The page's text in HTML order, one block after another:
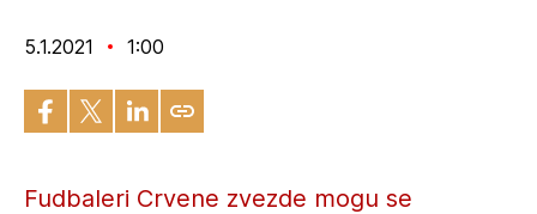
5.1.2021 1:00
Fudbaleri Crvene zvezde mogu se